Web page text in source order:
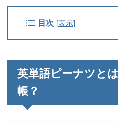
目次 [表示]
英単語ピーナツと
帳？